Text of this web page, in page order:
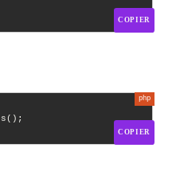
COPIER
COPIER